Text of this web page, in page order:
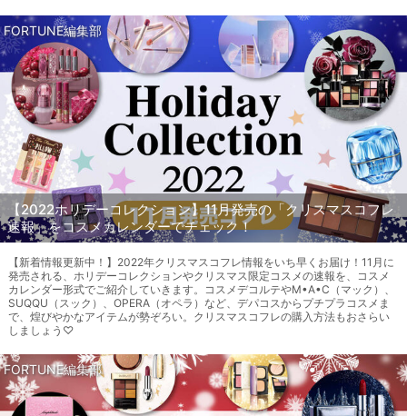
FORTUNE編集部
【2022ホリデーコレクション】11月発売の「クリスマスコフレ
速報」をコスメカレンダーでチェック！
【新着情報更新中！】2022年クリスマスコフレ情報をいち早くお届け！11月に
発売される、ホリデーコレクションやクリスマス限定コスメの速報を、コスメ
カレンダー形式でご紹介していきます。コスメデコルテやM•A•C（マック）、
SUQQU（スック）、OPERA（オペラ）など、デパコスからプチプラコスメま
で、煌びやかなアイテムが勢ぞろい。クリスマスコフレの購入方法もおさらい
しましょう♡
FORTUNE編集部